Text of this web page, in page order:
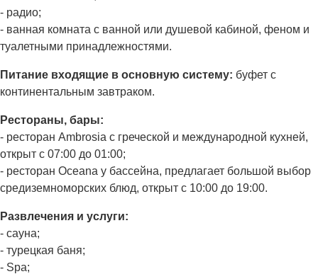
- радио;
- ванная комната с ванной или душевой кабиной, феном и
туалетными принадлежностями.
Питание входящие в основную систему: буфет с
континентальным завтраком.
Рестораны, бары:
- ресторан Ambrosia с греческой и международной кухней,
открыт с 07:00 до 01:00;
- ресторан Oceana у бассейна, предлагает большой выбор
средиземноморских блюд, открыт с 10:00 до 19:00.
Развлечения и услуги:
- сауна;
- турецкая баня;
- Spa;